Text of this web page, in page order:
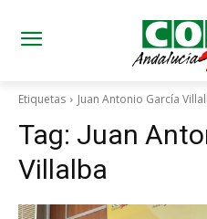
Etiquetas Juan Antonio García
Tag: Juan
Villalba